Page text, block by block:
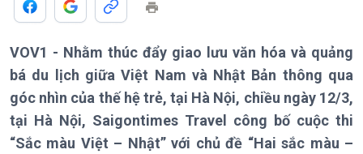
Giới thiệu
Thời sự
VOV1 - Nhằm thúc đẩy giao lưu văn hóa và quảng
bá du lịch giữa Việt Nam và Nhật Bản thông qua
góc nhìn của thế hệ trẻ, tại Hà Nội, chiều ngày 12/3,
tại Hà Nội, Saigontimes Travel công bố cuộc thi
“Sắc màu Việt – Nhật” với chủ đề “Hai sắc màu –